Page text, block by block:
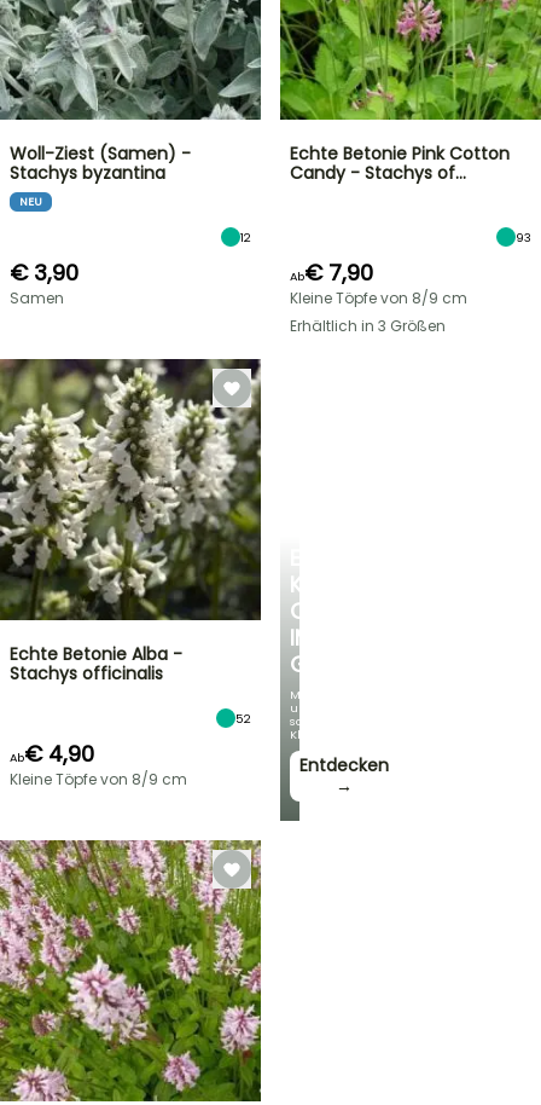
KÜHLE
OASE
IM
GARTEN
Mit
unseren
schönsten
Kletterpflanzen!
Entdecken
→
Woll-Ziest (Samen) -
Stachys byzantina
NEU
12
€ 3,90
Samen
Echte Betonie Pink Cotton
Candy - Stachys of…
93
Ab€ 7,90
Kleine Töpfe von 8/9 cm
Erhältlich in 3 Größen
Echte Betonie Alba -
Stachys officinalis
52
Ab€ 4,90
Kleine Töpfe von 8/9 cm